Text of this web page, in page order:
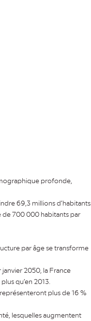
profonde,
69,3 millions d’habitants.
de 700 000 habitants par
par âge se transforme
2050, la France
qu’en 2013.
plus de 16 %
lesquelles augmentent